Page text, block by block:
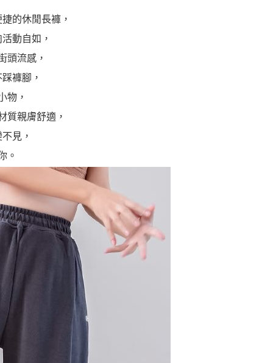
的休閒長褲，
動自如，
頭流感，
褲腳，
物，
質親膚舒適，
見，
。